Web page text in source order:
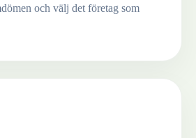
och välj det företag som